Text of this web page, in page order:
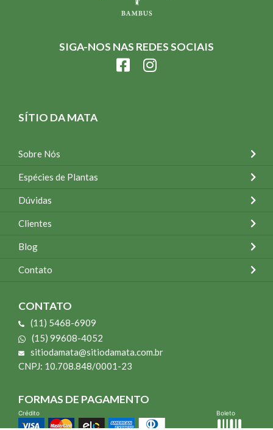
SIGA-NOS NAS REDES SOCIAIS
SÍTIO DA MATA
Sobre Nós
Espécies de Plantas
Dúvidas
Clientes
Blog
Contato
CONTATO
(11) 5468-6909
(15) 99608-4052
sitiodamata@sitiodamata.com.br
CNPJ: 10.708.848/0001-23
FORMAS DE PAGAMENTO
Crédito Boleto